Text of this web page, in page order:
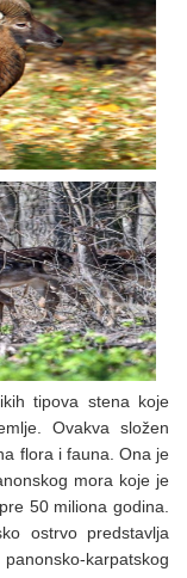
tipova stena koje
Ovakva složen
flora i fauna. Ona je
mora koje je
50 miliona godina.
ostrvo predstavlja
karpatskog